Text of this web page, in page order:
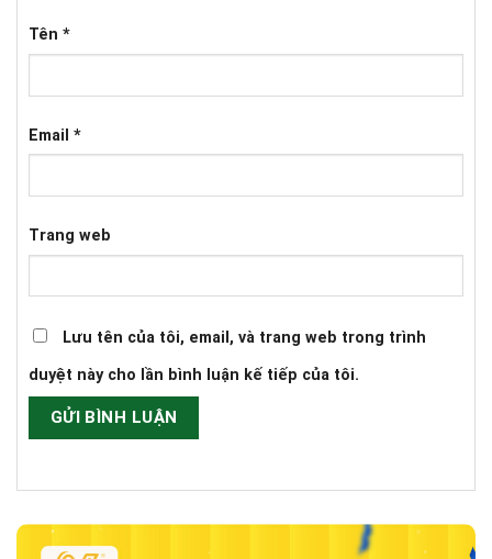
Tên *
Email *
Trang web
Lưu tên của tôi, email, và trang web trong trình
duyệt này cho lần bình luận kế tiếp của tôi.